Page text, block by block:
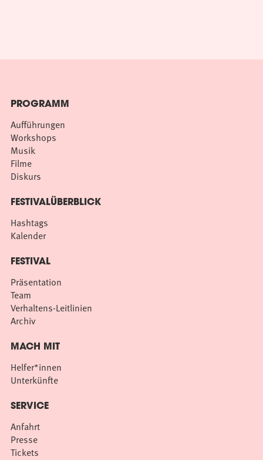
PROGRAMM
Aufführungen
Workshops
Musik
Filme
Diskurs
FESTIVALÜBERBLICK
Hashtags
Kalender
FESTIVAL
Präsentation
Team
Verhaltens-Leitlinien
Archiv
MACH MIT
Helfer*innen
Unterkünfte
SERVICE
Anfahrt
Presse
Tickets